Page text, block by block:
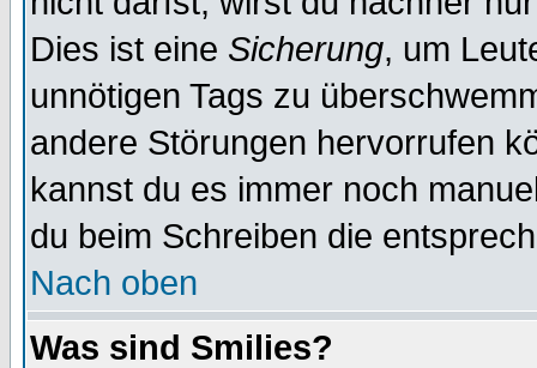
Dies ist eine Sicherung, um
unnötigen Tags zu
andere Störungen hervorrufen
kannst du es immer noch
du beim Schreiben die
Nach oben
Was sind Smilies?